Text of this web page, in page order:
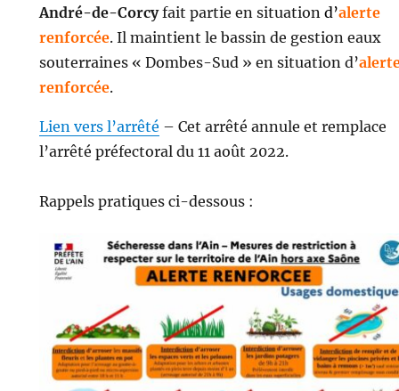
André-de-Corcyfait partie en situation d’alerte
renforcée. Il maintient le bassin de gestion eaux
souterraines « Dombes-Sud » en situation d’
renforcée.
Lien vers l’arrêté – Cet arrêté annule et remplace
l’arrêté préfectoral du 11 août 2022.
Rappels pratiques ci-dessous :